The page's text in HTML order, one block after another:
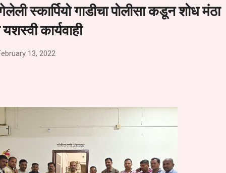
स्कार्पियो गाडीचा पोलीसा कडून शोध मंठा
कार्यवाही
13, 2022